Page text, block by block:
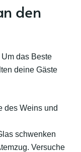
den
das Beste
deine Gäste
des Weins und
schwenken
Versuche